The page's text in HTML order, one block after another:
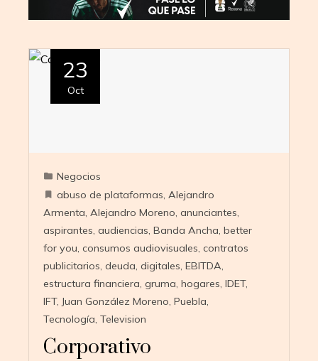
23
Oct
Negocios
abuso de plataformas, Alejandro
Armenta, Alejandro Moreno, anunciantes,
aspirantes, audiencias, Banda Ancha, better
for you, consumos audiovisuales, contratos
publicitarios, deuda, digitales, EBITDA,
estructura financiera, gruma, hogares, IDET,
IFT, Juan González Moreno, Puebla,
Tecnología, Television
Corporativo